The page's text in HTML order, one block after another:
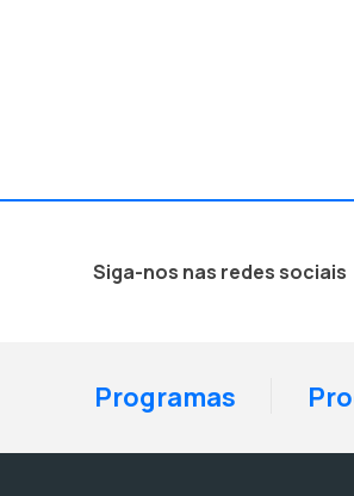
Siga-nos nas redes sociais
Programas